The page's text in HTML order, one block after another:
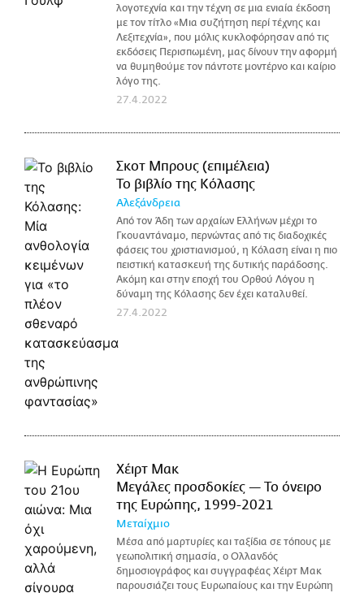
λογοτεχνία και την τέχνη σε μια ενιαία έκδοση
με τον τίτλο «Μια συζήτηση περί τέχνης και
Λεξιτεχνία», που μόλις κυκλοφόρησαν από τις
εκδόσεις Περισπωμένη, μας δίνουν την αφορμή
να θυμηθούμε τον πάντοτε μοντέρνο και καίριο
λόγο της.
27.4.2022
Σκοτ Μπρους (επιμέλεια)
Το βιβλίο της Κόλασης
Αλεξάνδρεια
Από τον Άδη των αρχαίων Ελλήνων μέχρι το
Γκουαντάναμο, περνώντας από τις διαδοχικές
φάσεις του χριστιανισμού, η Κόλαση είναι η πιο
πειστική κατασκευή της δυτικής παράδοσης.
Ακόμη και στην εποχή του Ορθού Λόγου η
δύναμη της Κόλασης δεν έχει καταλυθεί.
27.4.2022
Χέιρτ Μακ
Μεγάλες προσδοκίες — Το όνειρο
της Ευρώπης, 1999-2021
Μεταίχμιο
Μέσα από μαρτυρίες και ταξίδια σε τόπους με
γεωπολιτική σημασία, ο Ολλανδός
δημοσιογράφος και συγγραφέας Χέιρτ Μακ
παρουσιάζει τους Ευρωπαίους και την Ευρώπη